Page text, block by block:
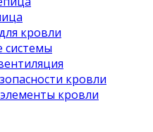
кровли
системы
кровли
кровли